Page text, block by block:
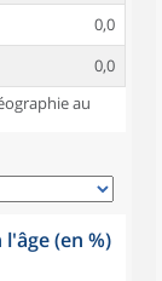
0,0
0,0
au
(en %)